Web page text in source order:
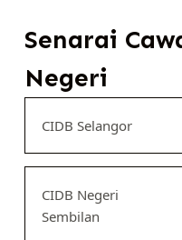
Senarai
Negeri
CIDB Selangor
CIDB Negeri
Sembilan